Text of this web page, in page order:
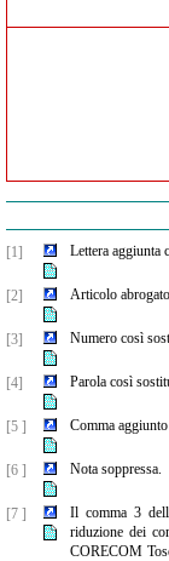
[1] Lettera aggiunta
[2] Articolo
[3] Numero così
[4] Parola così
[5 ] Comma
[6 ] Nota soppressa.
[7 ] Il comma 3
riduzione dei
CORECOM